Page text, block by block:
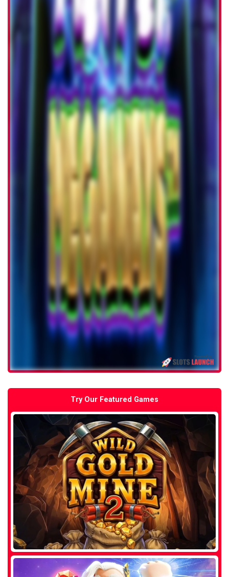
Try Our Featured Games